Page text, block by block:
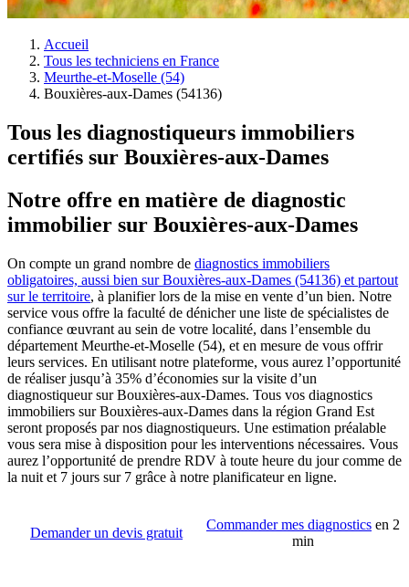
Accueil
Tous les techniciens en France
Meurthe-et-Moselle (54)
Bouxières-aux-Dames (54136)
Tous les diagnostiqueurs immobiliers
certifiés sur Bouxières-aux-Dames
Notre offre en matière de diagnostic
immobilier sur Bouxières-aux-Dames
On compte un grand nombre de diagnostics immobiliers
obligatoires, aussi bien sur Bouxières-aux-Dames (54136) et partout
sur le territoire, à planifier lors de la mise en vente d’un bien. Notre
service vous offre la faculté de dénicher une liste de spécialistes de
confiance œuvrant au sein de votre localité, dans l’ensemble du
département Meurthe-et-Moselle (54), et en mesure de vous offrir
leurs services. En utilisant notre plateforme, vous aurez l’opportunité
de réaliser jusqu’à 35% d’économies sur la visite d’un
diagnostiqueur sur Bouxières-aux-Dames. Tous vos diagnostics
immobiliers sur Bouxières-aux-Dames dans la région Grand Est
seront proposés par nos diagnostiqueurs. Une estimation préalable
vous sera mise à disposition pour les interventions nécessaires. Vous
aurez l’opportunité de prendre RDV à toute heure du jour comme de
la nuit et 7 jours sur 7 grâce à notre planificateur en ligne.
Demander un devis gratuit
Commander mes diagnostics en 2
min